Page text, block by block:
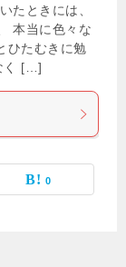
たときには、
本当に色々な
ひたむきに勉
く […]
0